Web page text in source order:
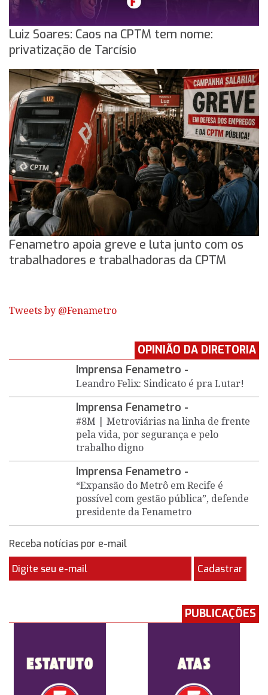
Luiz Soares: Caos na CPTM tem nome:
privatização de Tarcísio
Fenametro apoia greve e luta junto com os
trabalhadores e trabalhadoras da CPTM
Tweets by @Fenametro
OPINIÃO DA DIRETORIA
Imprensa Fenametro -
Leandro Felix: Sindicato é pra Lutar!
Imprensa Fenametro -
#8M | Metroviárias na linha de frente
pela vida, por segurança e pelo
trabalho digno
Imprensa Fenametro -
“Expansão do Metrô em Recife é
possível com gestão pública”, defende
presidente da Fenametro
Receba notícias por e-mail
Cadastrar
PUBLICAÇÕES